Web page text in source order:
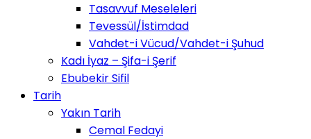
Tasavvuf Meseleleri
Tevessül/İstimdad
Vahdet-i Vücud/Vahdet-i Şuhud
Kadı İyaz – Şifa-i Şerif
Ebubekir Sifil
Tarih
Yakın Tarih
Cemal Fedayi